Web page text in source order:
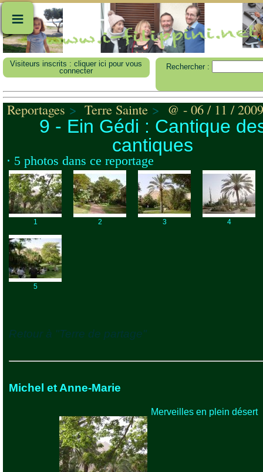
Visiteurs inscrits : cliquer ici pour vous
connecter
Rechercher :
≡
Reportages >Terre Sainte > @ - 06 / 11 /
9 - Ein Gédi : Cantique
cantiques
⋅ 5 photos dans ce reportage
1 2 3 4
5
Retour à "Terre de partage"
Michel et Anne-Marie
Merveilles en plein désert